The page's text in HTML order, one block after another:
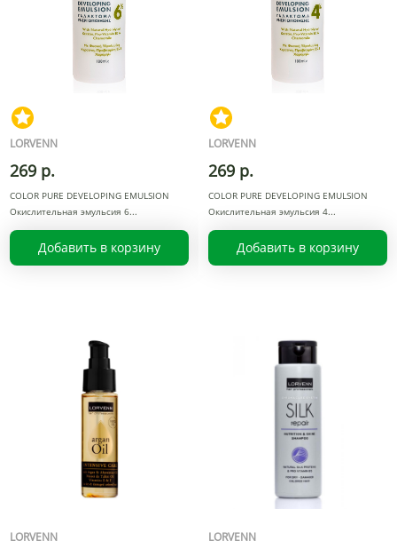
LORVENN
269 р.
COLOR PURE DEVELOPING EMULSION
Окислительная эмульсия 6
Добавить в корзину
LORVENN
269 р.
COLOR PURE DEVELOPING EMULSION
Окислительная эмульсия 4
Добавить в корзину
LORVENN LORVENN